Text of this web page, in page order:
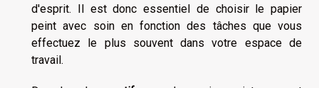
d'esprit. Il est donc essentiel de choisir le papier
peint avec soin en fonction des tâches que vous
effectuez le plus souvent dans votre espace de
travail.